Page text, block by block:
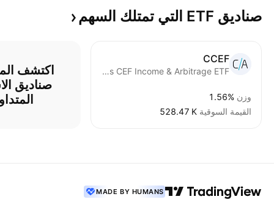
صناديق ETF التي تمتلك السهم
CCEF
Calamos CEF Income & Arbitrage ETF
وزن 1.56%
القيمة السوقية ‪528.47 K‬
MADE BY HUMANS